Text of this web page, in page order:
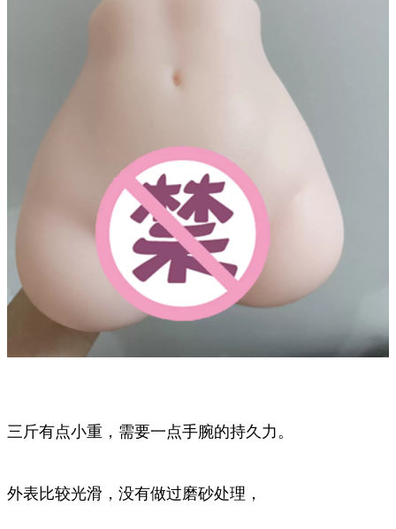
三斤有点小重，需要一点手腕的持久力。
外表比较光滑，没有做过磨砂处理，